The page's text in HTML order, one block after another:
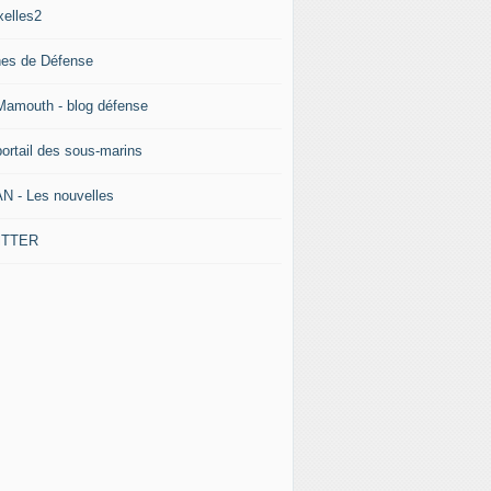
de Défense
- blog défense
des sous-marins
- Les nouvelles